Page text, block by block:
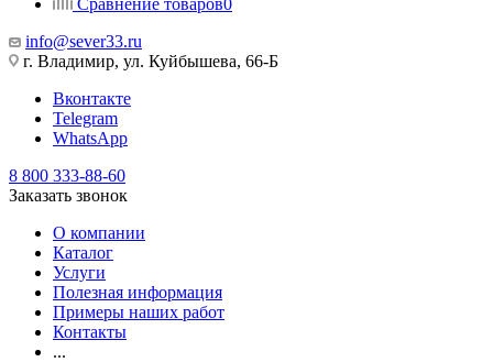
Сравнение товаров0
info@sever33.ru
г. Владимир, ул. Куйбышева, 66-Б
Вконтакте
Telegram
WhatsApp
8 800 333-88-60
Заказать звонок
О компании
Каталог
Услуги
Полезная информация
Примеры наших работ
Контакты
...